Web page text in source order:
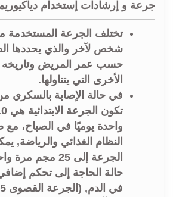
جرعة و إرشادات إستخدام
تختلف الجرعة المستخدمة
شخص لآخر والذي يحددها
حسب عمر المريض وتاريخه
الأخرى التي يتناولها.
في حالة الإصابة بالسكري من
واحدة يوميًا في الصباح، مع
النظام الغذائي والرياضة,
الجرعة إلى 25
حالة الحاجة إلى تحكم